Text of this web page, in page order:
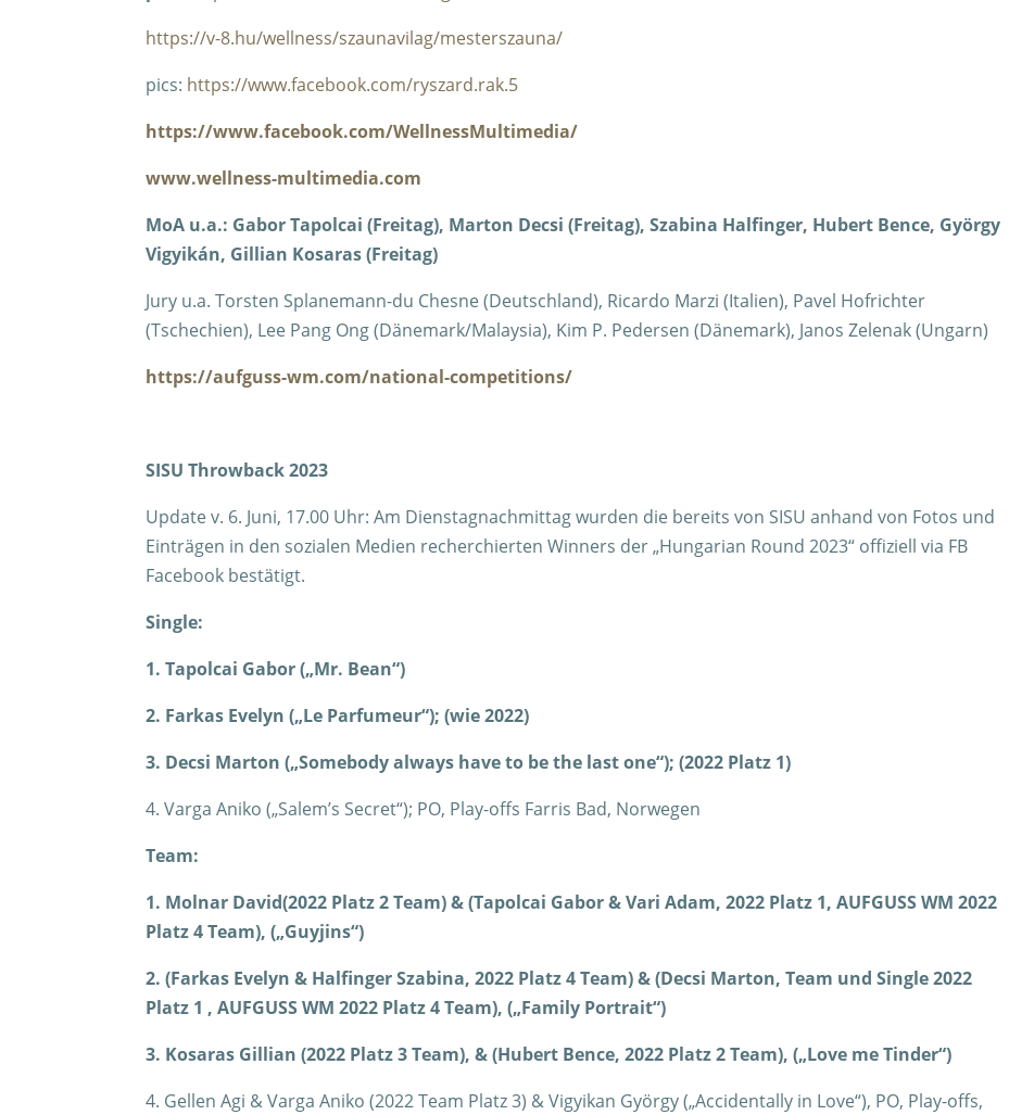
https://v-8.hu/wellness/szaunavilag/mesterszauna/
pics: https://www.facebook.com/ryszard.rak.5
https://www.facebook.com/WellnessMultimedia/
www.wellness-multimedia.com
MoA u.a.: Gabor Tapolcai (Freitag), Marton Decsi (Freitag), Szabina Halfinger, Hubert Bence, György
Vigyikán, Gillian Kosaras (Freitag)
Jury u.a. Torsten Splanemann-du Chesne (Deutschland), Ricardo Marzi (Italien), Pavel Hofrichter
(Tschechien), Lee Pang Ong (Dänemark/Malaysia), Kim P. Pedersen (Dänemark), Janos Zelenak (Ungarn)
https://aufguss-wm.com/national-competitions/
SISU Throwback 2023
Update v. 6. Juni, 17.00 Uhr: Am Dienstagnachmittag wurden die bereits von SISU anhand von Fotos und
Einträgen in den sozialen Medien recherchierten Winners der „Hungarian Round 2023“ offiziell via FB
Facebook bestätigt.
Single:
1. Tapolcai Gabor („Mr. Bean“)
2. Farkas Evelyn („Le Parfumeur“); (wie 2022)
3. Decsi Marton („Somebody always have to be the last one“); (2022 Platz 1)
4. Varga Aniko („Salem’s Secret“); PO, Play-offs Farris Bad, Norwegen
Team:
1. Molnar David(2022 Platz 2 Team) & (Tapolcai Gabor & Vari Adam, 2022 Platz 1, AUFGUSS WM 2022
Platz 4 Team), („Guyjins“)
2. (Farkas Evelyn & Halfinger Szabina, 2022 Platz 4 Team) & (Decsi Marton, Team und Single 2022
Platz 1 , AUFGUSS WM 2022 Platz 4 Team), („Family Portrait“)
3. Kosaras Gillian (2022 Platz 3 Team), & (Hubert Bence, 2022 Platz 2 Team), („Love me Tinder“)
4. Gellen Agi & Varga Aniko (2022 Team Platz 3) & Vigyikan György („Accidentally in Love“), PO, Play-offs,